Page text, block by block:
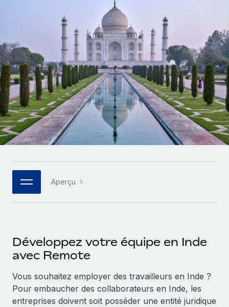
Gestion des freelances
Intégrez et gérez vos freelances partout dans le monde
Sous-traitez les opérations complexes liées à l’emploi
INFRASTRUCTURE
Intégration Remote
Intégrez vos RH aux flux de travail en toute simplicité
Plateforme
Connecter
Nouveau
Connectez n'importe quel outil d’IA à Remote grâce à
notre MCP
Rationalisez vos processus avec des outils essentiels
Demandez aux experts
Recevez des conseils d’experts sur les RH à
Examinez notre service par rapport aux autres
CROISSANCE
Start-ups
Des solutions agiles et internationales pour les RH et la
paie des entreprises en pleine croissance
Entreprises intermédiaires
Développez vos équipes avec des solutions RH sur
mesure
Entreprise
Les RH à l’international pour les grandes entreprises
Intégrez les RH à l’international de manière flexible
Devenir partenaire
Remote Build Bientôt disponible
Conseil en intégrations et automatisations assistées par
Calculateur de paiement des freelances
Découvrez les devises disponibles et les vitesses de
paiement pour vos freelances internationaux
APPRENDRE AVEC REMOTE
Recherche et guides
Études de cas
Checklists et modèles
Descriptions de postes
Salle de presse
Données sur les salaires et les talents
Centre de ressources
Français
Deutsch
Español
Italiano
Português (Portugal)
日本語
한국어
Connexion
Aperçu
Développez votre équipe en Inde
avec Remote
Vous souhaitez employer des travailleurs en Inde ?
Pour embaucher des collaborateurs en Inde, les
entreprises doivent soit posséder une entité juridique